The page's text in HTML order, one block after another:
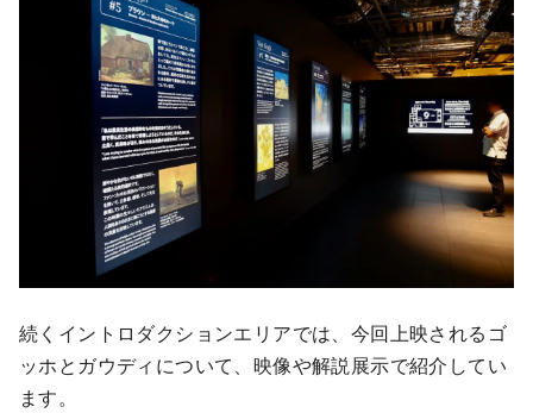
続くイントロダクションエリアでは、今回上映されるゴ
ッホとガウディについて、映像や解説展示で紹介してい
ます。